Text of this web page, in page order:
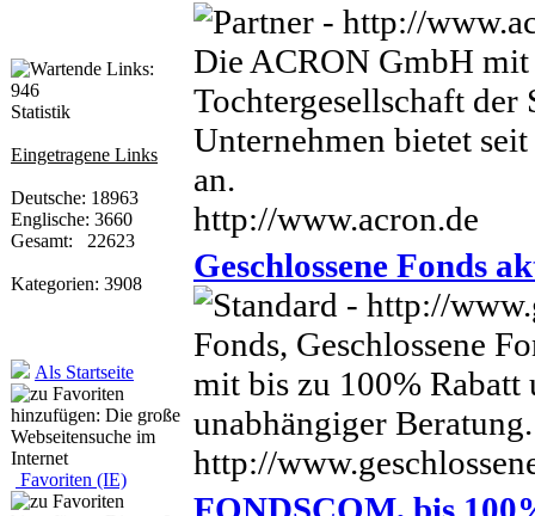
Statistik
Eingetragene Links
Deutsche: 18963
Englische: 3660
Gesamt: 22623
Kategorien: 3908
Als Startseite
Favoriten (IE)
Die ACRON GmbH
Tochtergesellschaft
Unternehmen bietet
an.
http://www.acron.de
Geschlossene Fonds
Fonds, Geschlossene
mit bis zu 100%
unabhängiger
http://